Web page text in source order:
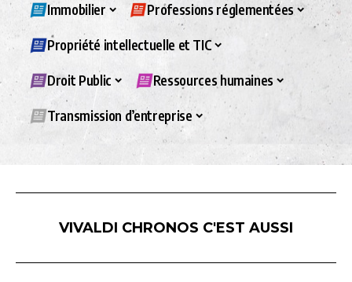
Immobilier Professions réglementées
Propriété intellectuelle et TIC
Droit Public Ressources humaines
Transmission d’entreprise
VIVALDI CHRONOS C'EST AUSSI